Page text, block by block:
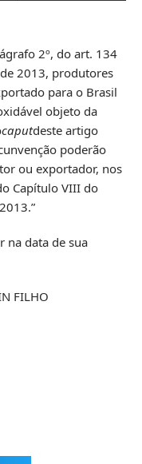
2º, do art. 134
2013, produtores
para o Brasil
objeto da
caputdeste artigo
poderão
ou exportador, nos
Capítulo VIII do
na data de sua
FILHO